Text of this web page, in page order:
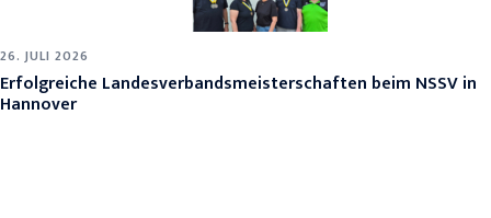
26. JULI 2026
Erfolgreiche Landesverbandsmeisterschaften beim NSSV in
Hannover